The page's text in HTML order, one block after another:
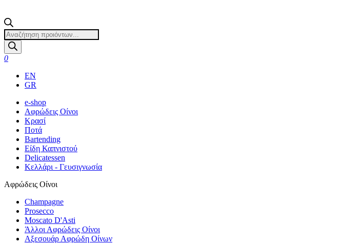
Products
search
0
EN
GR
e-shop
Αφρώδεις Οίνοι
Κρασί
Ποτά
Bartending
Είδη Καπνιστού
Delicatessen
Κελλάρι - Γευσιγνωσία
Αφρώδεις Οίνοι
Champagne
Prosecco
Moscato D'Asti
Άλλοι Αφρώδεις Οίνοι
Αξεσουάρ Αφρώδη Οίνων